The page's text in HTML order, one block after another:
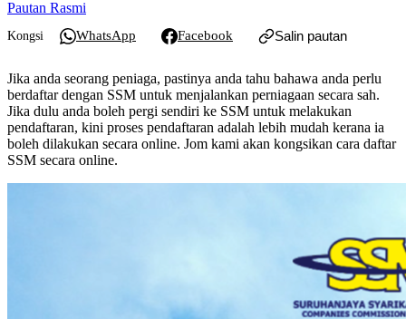
Pautan Rasmi
Kongsi WhatsApp Facebook Salin pautan
Jika anda seorang peniaga, pastinya anda tahu bahawa anda perlu
berdaftar dengan SSM untuk menjalankan perniagaan secara sah.
Jika dulu anda boleh pergi sendiri ke SSM untuk melakukan
pendaftaran, kini proses pendaftaran adalah lebih mudah kerana ia
boleh dilakukan secara online. Jom kami akan kongsikan cara daftar
SSM secara online.